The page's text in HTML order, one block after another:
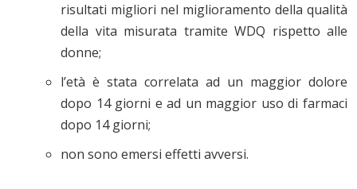
risultati migliori nel miglioramento della qualità
della vita misurata tramite WDQ rispetto alle
donne;
l’età è stata correlata ad un maggior dolore
dopo 14 giorni e ad un maggior uso di farmaci
dopo 14 giorni;
non sono emersi effetti avversi.